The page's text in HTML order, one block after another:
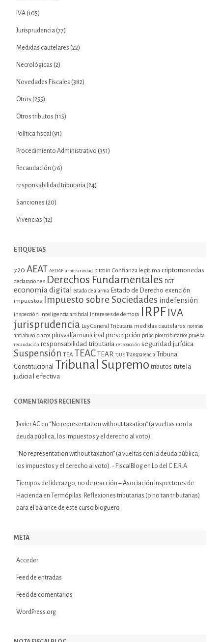
IVA (105)
Jurisprudencia (77)
Medidas cautelares (22)
Necrológicas (2)
Novedades Fiscales (382)
Otros (255)
Otros tributos (115)
Política fiscal (91)
Procedimiento Administrativo (351)
Recaudación (76)
responsabilidad tributaria (24)
Sanciones (20)
Vivencias (12)
ETIQUETAS
720 AEAT AEDAF arbitrariedad bitcoin Confianza legítima criptomonedas
declaraciones Derechos Fundamentales DGT
economía digital estado de alarma Estado de Derecho exención
impuestos Impuesto sobre Sociedades indefensión
inspección inteligencia artificial Intereses de demora IRPF IVA
jurisprudencia Ley General Tributaria medidas cautelares normas
antiabuso plazos plusvalía municipal prescripción principios tributarios prueba
recaudación responsabilidad tributaria retroacción seguridad jurídica
Suspensión TEA TEAC TEAR TJUE Transparencia Tribunal
Constitucional Tribunal Supremo tributos tutela
judicial efectiva
COMENTARIOS RECIENTES
Javier AC en “No representation without taxation” (a vueltas con la
deuda pública, los impuestos y el derecho al voto).
“No representation without taxation” (a vueltas con la deuda pública,
los impuestos y el derecho al voto). - FiscalBlog en Lo del C.E.R.A.
Tiempos de liderazgo, no de reacción – Asociación Inspectores de
Hacienda en Termópilas. Reflexiones tributarias (o no tan tributarias)
para el balance de este curso bloguero
META
Acceder
Feed de entradas
Feed de comentarios
WordPress.org